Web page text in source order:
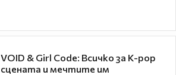
VOID & Girl Code: Всичко за K-pop
сцената и мечтите им